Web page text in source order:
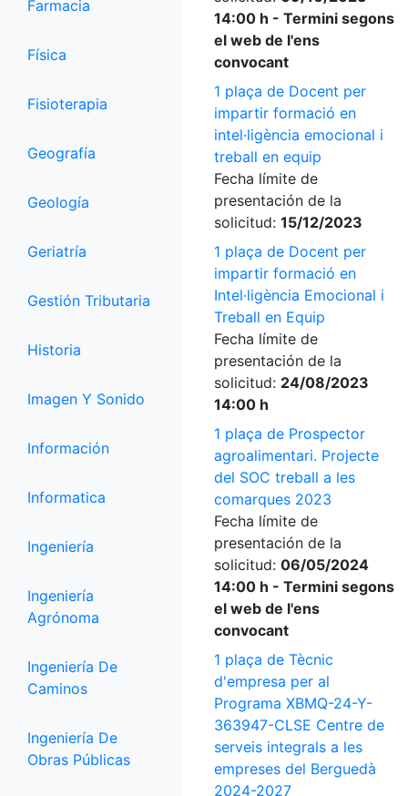
Farmacia
Física
Fisioterapia
Geografía
Geología
Geriatría
Gestión Tributaria
Historia
Imagen Y Sonido
Información
Informatica
Ingeniería
Ingeniería
Agrónoma
Ingeniería De
Caminos
Ingeniería De
Obras Públicas
14:00 h - Termini segons
el web de l'ens
convocant
1 plaça de Docent per
impartir formació en
intel·ligència emocional i
treball en equip
Fecha límite de
presentación de la
solicitud: 15/12/2023
1 plaça de Docent per
impartir formació en
Intel·ligència Emocional i
Treball en Equip
Fecha límite de
presentación de la
solicitud: 24/08/2023
14:00 h
1 plaça de Prospector
agroalimentari. Projecte
del SOC treball a les
comarques 2023
Fecha límite de
presentación de la
solicitud: 06/05/2024
14:00 h - Termini segons
el web de l'ens
convocant
1 plaça de Tècnic
d'empresa per al
Programa XBMQ-24-Y-
363947-CLSE Centre de
serveis integrals a les
empreses del Berguedà
2024-2027